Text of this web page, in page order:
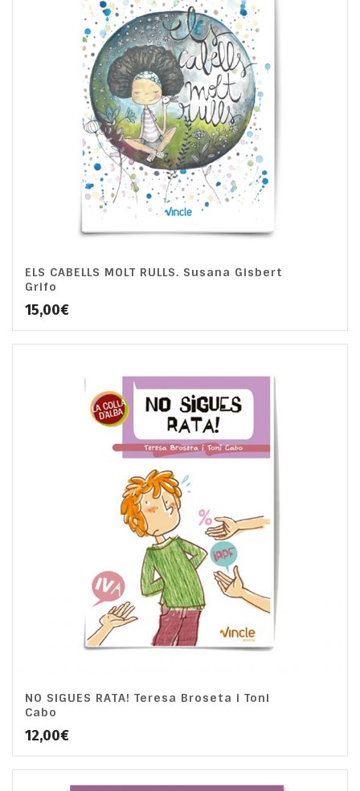
ELS CABELLS MOLT RULLS. Susana Gisbert
Grifo
15,00€
NO SIGUES RATA! Teresa Broseta i Toni
Cabo
12,00€